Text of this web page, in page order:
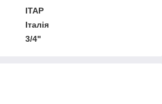
ITAP
Італія
3/4"